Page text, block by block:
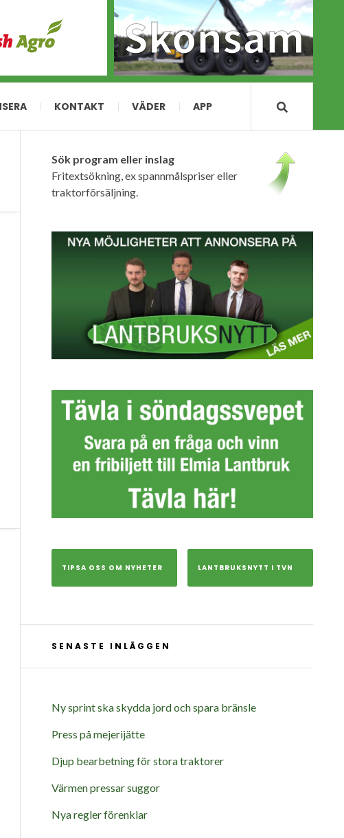
KONTAKT VÄDER APP
Sök program eller inslag
Fritextsökning, ex spannmålspriser eller
traktorförsäljning.
TIPSA OSS OM NYHETER LANTBRUKSNYTT I TVN
SENASTE INLÄGGEN
Ny sprint ska skydda jord och spara bränsle
Press på mejerijätte
Djup bearbetning för stora traktorer
Värmen pressar suggor
Nya regler förenklar